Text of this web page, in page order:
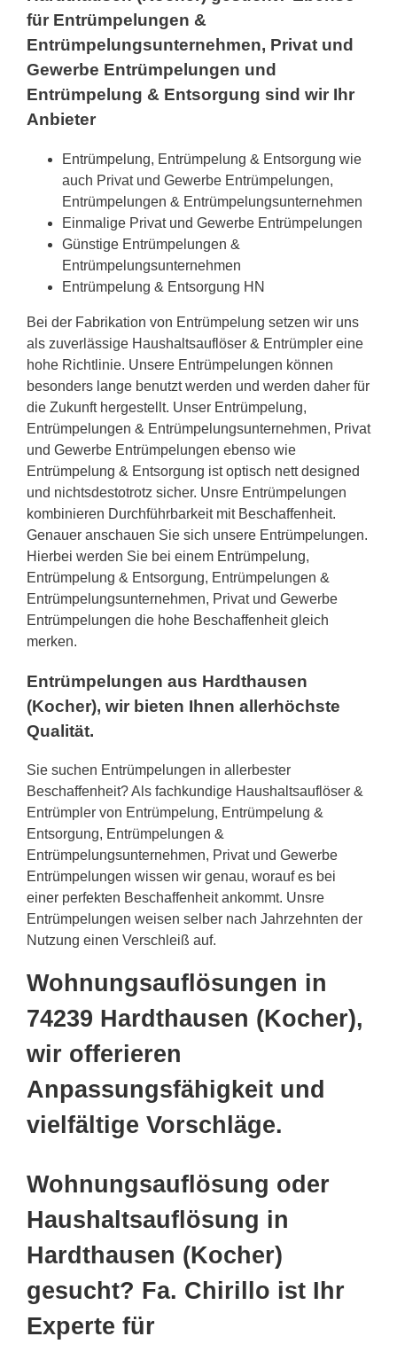
für Entrümpelungen &
Entrümpelungsunternehmen, Privat und
Gewerbe Entrümpelungen und
Entrümpelung & Entsorgung sind wir Ihr
Anbieter
Entrümpelung, Entrümpelung & Entsorgung wie
auch Privat und Gewerbe Entrümpelungen,
Entrümpelungen & Entrümpelungsunternehmen
Einmalige Privat und Gewerbe Entrümpelungen
Günstige Entrümpelungen &
Entrümpelungsunternehmen
Entrümpelung & Entsorgung HN
Bei der Fabrikation von Entrümpelung setzen wir uns
als zuverlässige Haushaltsauflöser & Entrümpler eine
hohe Richtlinie. Unsere Entrümpelungen können
besonders lange benutzt werden und werden daher für
die Zukunft hergestellt. Unser Entrümpelung,
Entrümpelungen & Entrümpelungsunternehmen, Privat
und Gewerbe Entrümpelungen ebenso wie
Entrümpelung & Entsorgung ist optisch nett designed
und nichtsdestotrotz sicher. Unsre Entrümpelungen
kombinieren Durchführbarkeit mit Beschaffenheit.
Genauer anschauen Sie sich unsere Entrümpelungen.
Hierbei werden Sie bei einem Entrümpelung,
Entrümpelung & Entsorgung, Entrümpelungen &
Entrümpelungsunternehmen, Privat und Gewerbe
Entrümpelungen die hohe Beschaffenheit gleich
merken.
Entrümpelungen aus Hardthausen
(Kocher), wir bieten Ihnen allerhöchste
Qualität.
Sie suchen Entrümpelungen in allerbester
Beschaffenheit? Als fachkundige Haushaltsauflöser &
Entrümpler von Entrümpelung, Entrümpelung &
Entsorgung, Entrümpelungen &
Entrümpelungsunternehmen, Privat und Gewerbe
Entrümpelungen wissen wir genau, worauf es bei
einer perfekten Beschaffenheit ankommt. Unsre
Entrümpelungen weisen selber nach Jahrzehnten der
Nutzung einen Verschleiß auf.
Wohnungsauflösungen in
74239 Hardthausen (Kocher),
wir offerieren
Anpassungsfähigkeit und
vielfältige Vorschläge.
Wohnungsauflösung oder
Haushaltsauflösung in
Hardthausen (Kocher)
gesucht? Fa. Chirillo ist Ihr
Experte für